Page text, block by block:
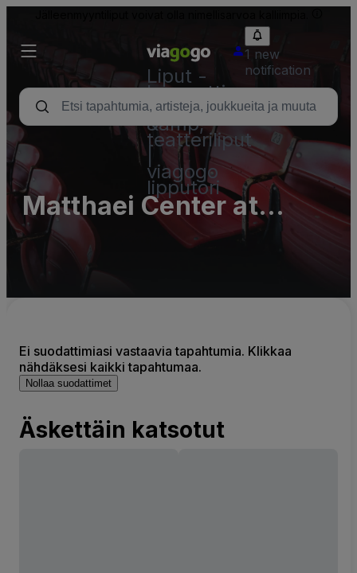
Liput -
konsertti,
urheilu
&amp;
teatteriliput
viagogo
lipputori
1 new
notification
Matthaei Center at
Wayne State University
(InActive)
Ei suodattimiasi vastaavia tapahtumia. Klikkaa
nähdäksesi kaikki tapahtumaa.
Nollaa suodattimet
Äskettäin katsotut